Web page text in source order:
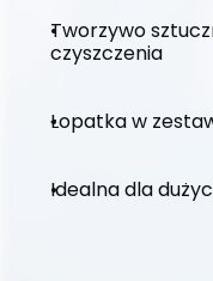
Tworzywo
czyszczenia
Łopatka w
Idealna dla